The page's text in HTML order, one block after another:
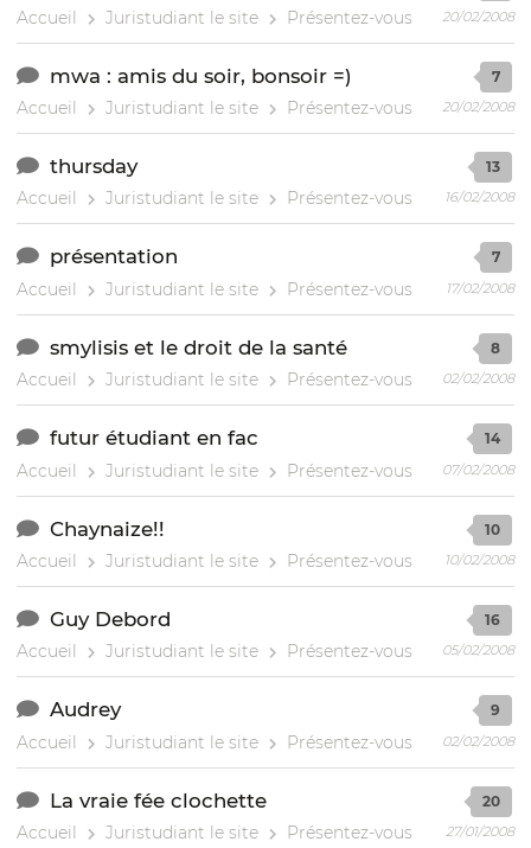
Accueil Juristudiant le site Présentez-vous 20/02/2008
mwa : amis du soir, bonsoir =)
Accueil Juristudiant le site Présentez-vous
7
20/02/2008
thursday
Accueil Juristudiant le site Présentez-vous
13
16/02/2008
présentation
Accueil Juristudiant le site Présentez-vous
7
17/02/2008
smylisis et le droit de la santé
Accueil Juristudiant le site Présentez-vous
8
02/02/2008
futur étudiant en fac
Accueil Juristudiant le site Présentez-vous
14
07/02/2008
Chaynaize!!
Accueil Juristudiant le site Présentez-vous
10
10/02/2008
Guy Debord
Accueil Juristudiant le site Présentez-vous
16
05/02/2008
Audrey
Accueil Juristudiant le site Présentez-vous
9
02/02/2008
La vraie fée clochette
Accueil Juristudiant le site Présentez-vous
20
27/01/2008